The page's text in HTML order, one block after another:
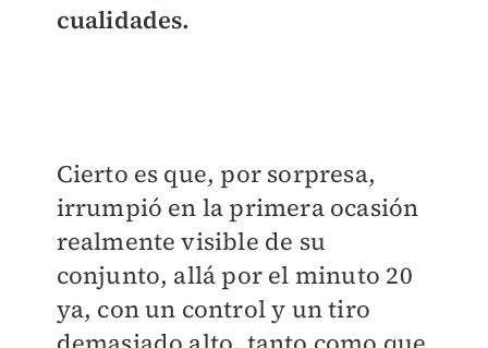
cualidades.
Cierto es que, por sorpresa,
irrumpió en la primera ocasión
realmente visible de su
conjunto, allá por el minuto 20
ya, con un control y un tiro